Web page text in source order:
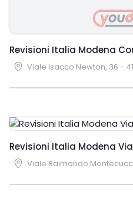
Revisioni Italia Modena
Viale Isacco Newton, 36 -
Revisioni Italia Modena
Viale Raimondo